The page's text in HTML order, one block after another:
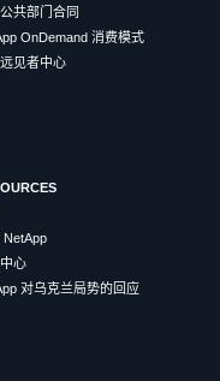
共部门合同
OnDemand 消费模式
见者中心
NetApp
心
对乌克兰局势的回应